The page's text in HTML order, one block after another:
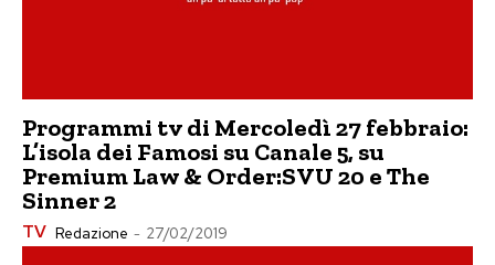
Programmi tv di Mercoledì 27 febbraio:
L’isola dei Famosi su Canale 5, su
Premium Law & Order:SVU 20 e The
Sinner 2
TV Redazione - 27/02/2019